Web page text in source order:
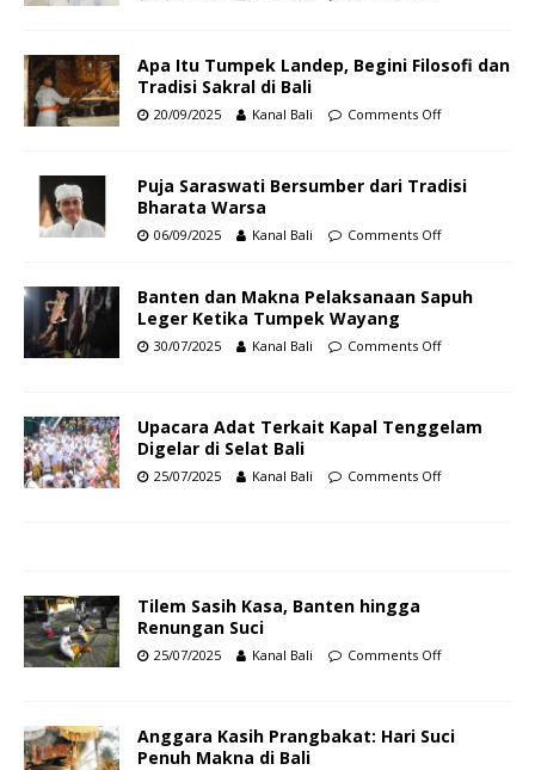
Apa Itu Tumpek Landep, Begini Filosofi dan
Tradisi Sakral di Bali
20/09/2025 Kanal Bali Comments Off
Puja Saraswati Bersumber dari Tradisi
Bharata Warsa
06/09/2025 Kanal Bali Comments Off
Banten dan Makna Pelaksanaan Sapuh
Leger Ketika Tumpek Wayang
30/07/2025 Kanal Bali Comments Off
Upacara Adat Terkait Kapal Tenggelam
Digelar di Selat Bali
25/07/2025 Kanal Bali Comments Off
Tilem Sasih Kasa, Banten hingga
Renungan Suci
25/07/2025 Kanal Bali Comments Off
Anggara Kasih Prangbakat: Hari Suci
Penuh Makna di Bali